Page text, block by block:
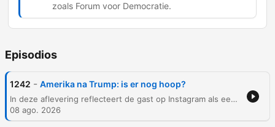
zoals Forum voor Democratie.
Episodios
1242 - Amerika na Trump: is er nog hoop?
In deze aflevering reflecteert de gast op Instagram als een spiegel van cultuur en nostalgie, voordat het gesprek verschuift naar politieke ontwikkelingen in Nederland en Europa, waaronder de opkomst van Forum voor Democratie. Daarnaast wordt dieper ingegaan op de politieke impact van Donald Trump, de gevolgen voor zijn bondgenoten en de invloed van sociale media en echokamers. De spreker analyseert de huidige politieke verdeeldheid in zowel de VS als Nederland en bespreekt de kansen die kunnen ontstaan uit politieke chaos.
08 ago. 2026